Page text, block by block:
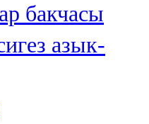
бакчасы
азык-